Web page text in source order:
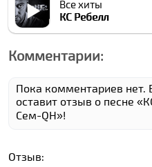
Все хиты
КC Ребелл
Комментарии:
Пока комментариев нет.
оставит отзыв о песне
Cем-QН»!
Отзыв: